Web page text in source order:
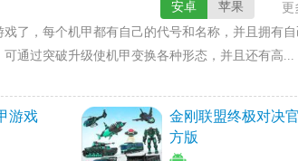
更
苹果
安卓
了，每个机甲都有自己的代号和名称，并且拥有自
通过突破升级使机甲变换各种形态，并且还有高...
游戏
金刚联盟终极对决官
方版